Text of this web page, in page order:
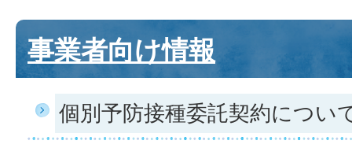
事業者向け情報
個別予防接種委託契約につい